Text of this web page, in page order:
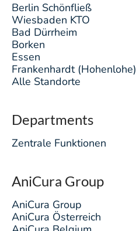
Berlin Schönfließ
Wiesbaden KTO
Bad Dürrheim
Borken
Essen
Frankenhardt (Hohenlohe)
Alle Standorte
Departments
Zentrale Funktionen
AniCura Group
AniCura Group
AniCura Österreich